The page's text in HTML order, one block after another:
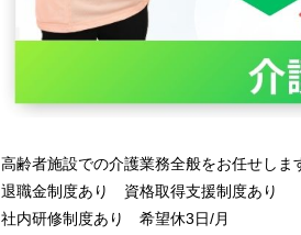
高齢者施設での介護業務全般をお任せしま
退職金制度あり 資格取得支援制度あり
社内研修制度あり 希望休3日/月